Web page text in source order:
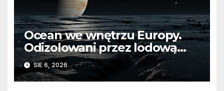
Ocean we wnętrzu Europy.
Odizolowani przez lodową
barierę
SIE 6, 2026